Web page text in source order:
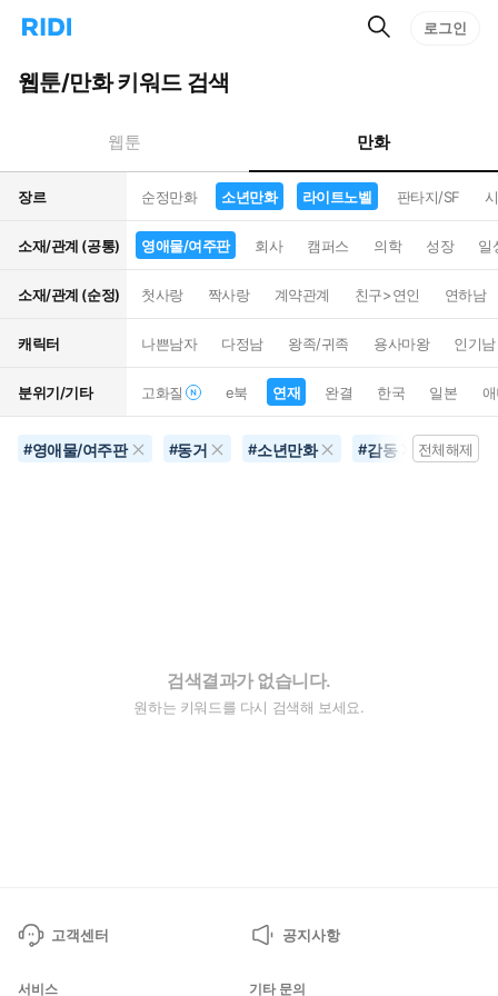
리
홈
으
턴
트
검
로그인
웹툰/만화 키워드 검색
웹툰 만화
장르 순정만화 소년만화 라이트노벨 판타지/SF
소재/관계 (공통) 영애물/여주판 회사 캠퍼스 의학 성장 일
소재/관계 (순정) 첫사랑 짝사랑 계약관계 친구>연인 연하남
캐릭터 나쁜남자 다정남 왕족/귀족 용사마왕 인기남
분위기/기타 고화질 e북 연재 완결 한국 일본
#영애물/여주판 #동거 #소년만화 #감동 #라이트
전체해제
검색결과가 없습니다.
원하는 키워드를 다시 검색해 보세요.
고객센터 공지사항
서비스 기타 문의